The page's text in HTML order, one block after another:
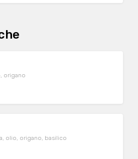
origano
olio, origano, basilico